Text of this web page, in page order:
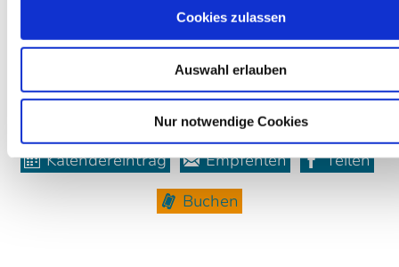
Cookies zulassen
Auswahl erlauben
Nur notwendige Cookies
Eintritt
weitere Veranstaltungsinfos
Kalendereintrag Empfehlen
Teilen
Buchen